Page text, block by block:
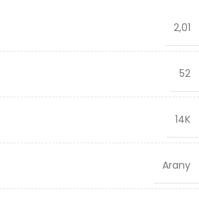
2,01
52
14K
Arany